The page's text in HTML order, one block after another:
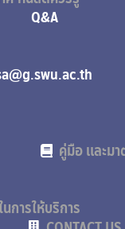
คู่มือ และม
การให้บริการ